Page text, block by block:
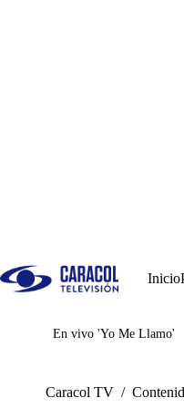
Inicio
Juegos
En vivo 'Yo Me Llamo'
Caracol TV /